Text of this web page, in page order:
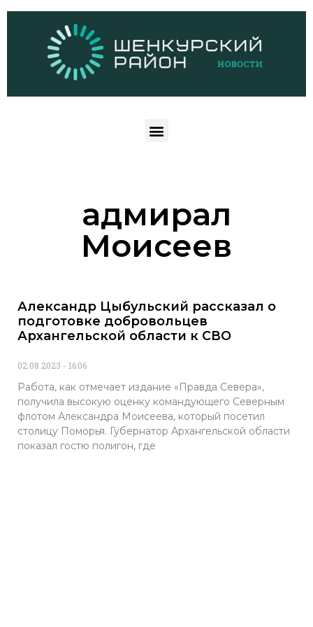
адмирал
Моисеев
Александр Цыбульский рассказал о
подготовке добровольцев
Архангельской области к СВО
02.08.2023 16:06
Работа, как отмечает издание «Правда Севера»,
получила высокую оценку командующего Северным
флотом Александра Моисеева, который посетил
столицу Поморья. Губернатор Архангельской области
показал гостю полигон, где